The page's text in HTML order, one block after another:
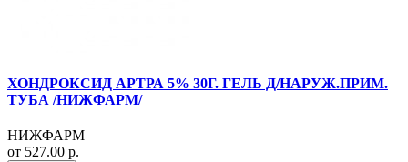
ХОНДРОКСИД АРТРА 5% 30Г. ГЕЛЬ Д/НАРУЖ.ПРИМ.
ТУБА /НИЖФАРМ/
НИЖФАРМ
от 527.00 р.